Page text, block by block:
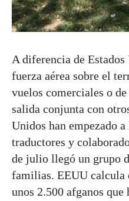
A diferencia de
fuerza aérea sobre el
vuelos comerciales o
salida conjunta con
Unidos han empezado
traductores y
de julio llegó un grupo
familias. EEUU calcula
unos 2.500 afganos que